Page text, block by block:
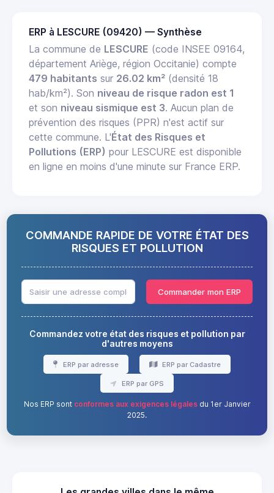
ERP à LESCURE (09420) — Synthèse
La commune de LESCURE (code INSEE 09164,
département Ariège, région Occitanie) compte
479 habitants sur 26.02 km² (densité 18
hab/km²). Son niveau de risque radon est 1
et son niveau sismique est 3. Aucun plan de
prévention des risques (PPR) n'est actif sur
cette commune. L'État des Risques et
Pollutions (ERP) pour LESCURE est disponible
en ligne en moins d'une minute sur France ERP.
COMMANDE RAPIDE DE VOTRE ÉTAT DES
RISQUES ET POLLUTION
Commander mon ERP
Commandez votre état des risques et pollution par
d'autres moyens
ERP par adresse ERP par Cadastre
ERP par GPS
Nos ERP sont conformes aux exigences légalesdu 1er Janvier
2025.